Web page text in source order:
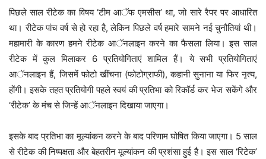
पिछले साल रीटेक का विषय ‘टीम आॅफ एमसीस’ था, जो सारे रैपर पर आधारित
था। रीटेक पांच वर्ष से हो रहा है, लेकिन पिछले वर्ष हमारे सामने नई चुनौतियां थी।
महामारी के कारण हमने रीटेक आॅनलाइन करने का फैसला लिया। इस साल
रीटेक में कुल मिलाकर 6 प्रतियोगिताएं शामिल हैं। ये सभी प्रतियोगिताएं
आॅनलाइन हैं, जिसमें फोटो खींचना (फोटोग्राफी), कहानी सुनाना या फिर नृत्य,
होंगी। इसके तहत प्रतियोगी पहले स्वयं की प्रतिभा को रिकॉर्ड कर भेज सकेंगे और
‘रीटेक’ के मंच से जिन्हें आॅनलाइन दिखाया जाएगा।
इसके बाद प्रतिभा का मूल्यांकन करने के बाद परिणाम घोषित किया जाएगा। 5 साल
से रीटेक की निष्पक्षता और बेहतरीन मूल्यांकन की प्रशंसा हुई है। इस साल ‘रिटेक’